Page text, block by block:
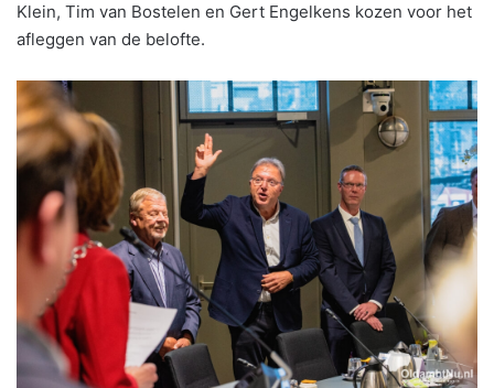
Klein, Tim van Bostelen en Gert Engelkens kozen voor het
afleggen van de belofte.